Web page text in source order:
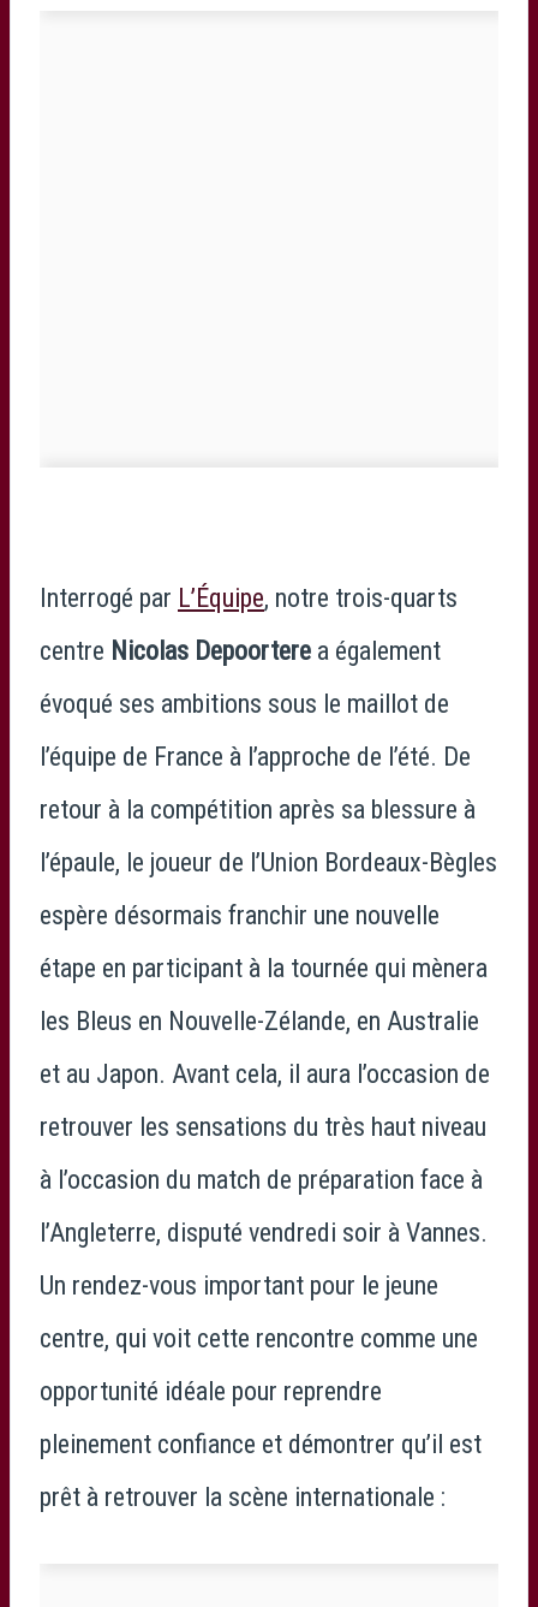
Interrogé par L’Équipe, notre trois-quarts
centre Nicolas Depoortere a également
évoqué ses ambitions sous le maillot de
l’équipe de France à l’approche de l’été. De
retour à la compétition après sa blessure à
l’épaule, le joueur de l’Union Bordeaux-Bègles
espère désormais franchir une nouvelle
étape en participant à la tournée qui mènera
les Bleus en Nouvelle-Zélande, en Australie
et au Japon. Avant cela, il aura l’occasion de
retrouver les sensations du très haut niveau
à l’occasion du match de préparation face à
l’Angleterre, disputé vendredi soir à Vannes.
Un rendez-vous important pour le jeune
centre, qui voit cette rencontre comme une
opportunité idéale pour reprendre
pleinement confiance et démontrer qu’il est
prêt à retrouver la scène internationale :